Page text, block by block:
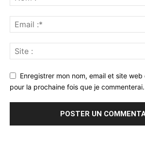
Enregistrer mon nom, email et site
pour la prochaine fois que je commenterai.